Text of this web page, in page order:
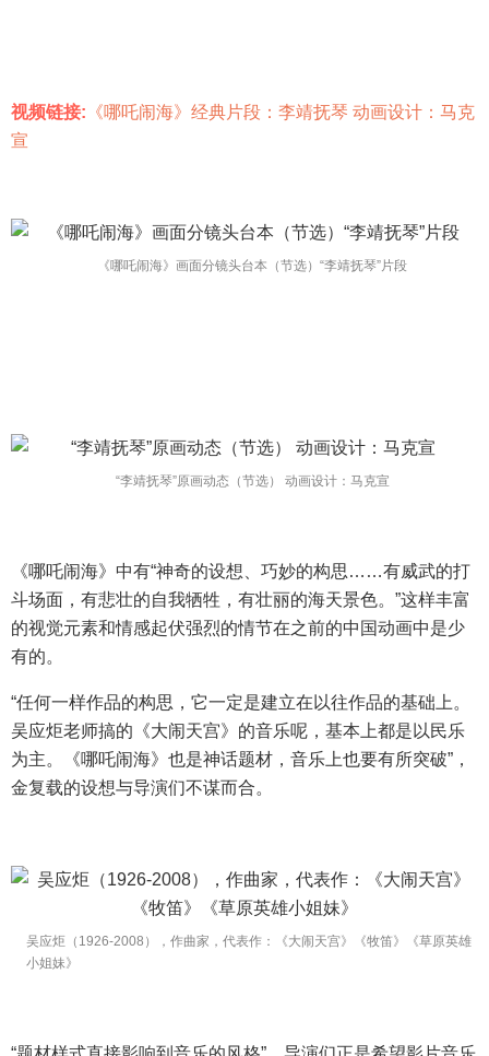
视频链接: 《哪吒闹海》经典片段：李靖抚琴 动画设计：马克
宣
《哪吒闹海》画面分镜头台本（节选）“李靖抚琴”片段
“李靖抚琴”原画动态（节选） 动画设计：马克宣
《哪吒闹海》中有“神奇的设想、巧妙的构思……有威武的打
斗场面，有悲壮的自我牺牲，有壮丽的海天景色。”这样丰富
的视觉元素和情感起伏强烈的情节在之前的中国动画中是少
有的。
“任何一样作品的构思，它一定是建立在以往作品的基础上。
吴应炬老师搞的《大闹天宫》的音乐呢，基本上都是以民乐
为主。《哪吒闹海》也是神话题材，音乐上也要有所突破”，
金复载的设想与导演们不谋而合。
吴应炬（1926-2008），作曲家，代表作：《大闹天宫》《牧笛》《草原英雄
小姐妹》